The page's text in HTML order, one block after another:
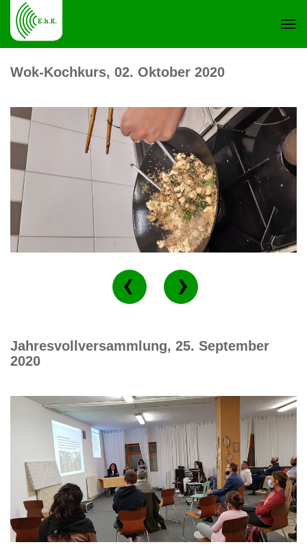
Wok-Kochkurs, 02. Oktober 2020
Jahresvollversammlung, 25. September
2020